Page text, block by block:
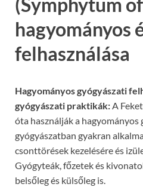
(Symphytum
hagyományos
felhasználása
Hagyományos gyógyászati
gyógyászati ​​praktikák:A
óta használják a hagyományos
gyógyászatban gyakran
csonttörések kezelésére és
Gyógyteák, főzetek és
belsőleg és külsőleg is.